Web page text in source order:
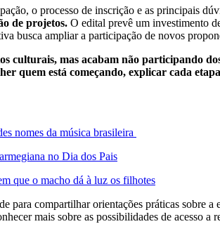
o processo de inscrição e as principais
de projetos. O edital prevê um investimento
busca ampliar a participação de novos
culturais, mas acabam não participando
quem está começando, explicar cada
nomes da música brasileira
no Dia dos Pais
que o macho dá à luz os filhotes
compartilhar orientações práticas sobre
mais sobre as possibilidades de acesso a